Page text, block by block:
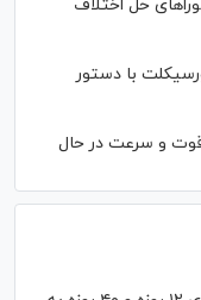
حل اختلاف
موتورسیکلت با دستور
قوت و سرعت در حال